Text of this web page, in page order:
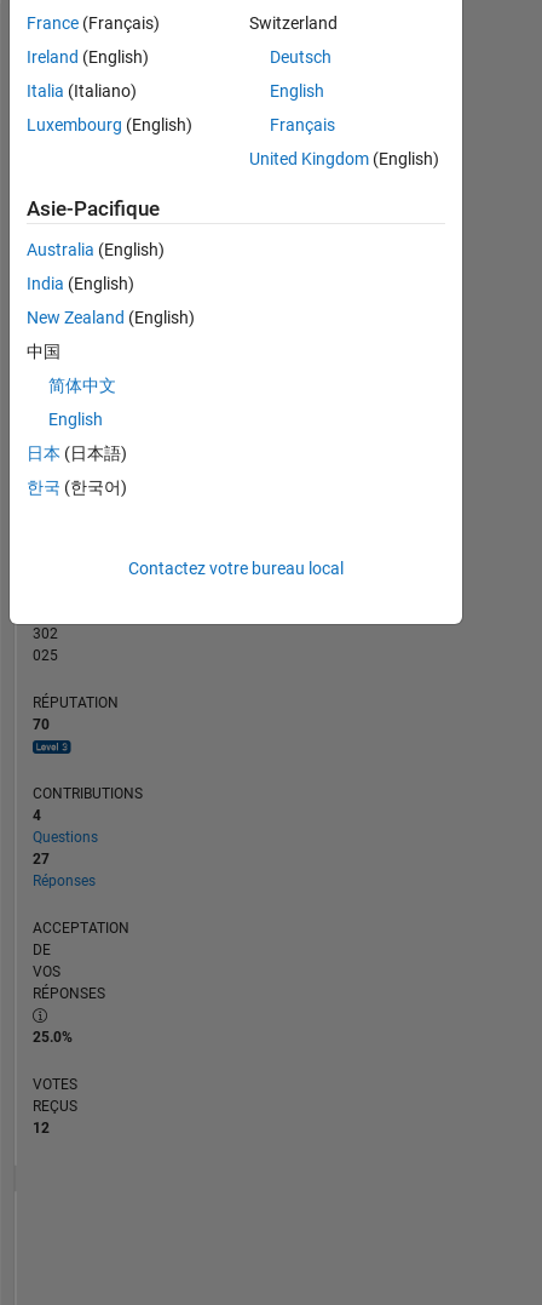
Statistiques
CONTRIBUTIONS
-2-11
2
35
6
7
8
9
10
11
16 14
-4
302
025
RÉPUTATION
70
CONTRIBUTIONS
4
Questions
27
Réponses
ACCEPTATION
DE
VOS
RÉPONSES
25.0%
VOTES
REÇUS
12
France (Français)
Ireland (English)
Italia (Italiano)
Luxembourg (English)
Switzerland
Deutsch
English
Français
United Kingdom(English)
Asie-Pacifique
Australia (English)
India (English)
New Zealand (English)
中国
简体中文
English
日本 (日本語)
한국 (한국어)
Contactez votre bureau local